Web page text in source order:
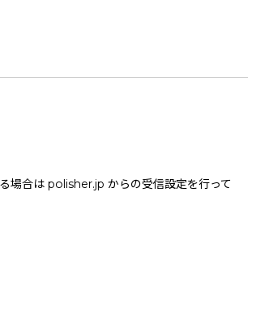
場合は polisher.jp からの受信設定を行って